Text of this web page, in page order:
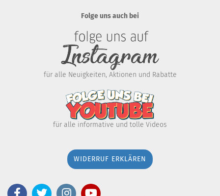
Folge uns auch bei
für alle Neuigkeiten, Aktionen und Rabatte
für alle informative und tolle Videos
WIDERRUF ERKLÄREN